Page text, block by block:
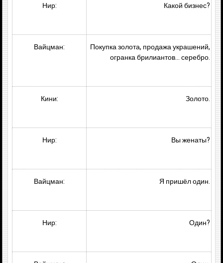
Нир: Какой бизнес?
Вайцман:
Покупка золота, продажа украшений,
огранка брилиантов… серебро.
Кини: Золото.
Нир: Вы женаты?
Вайцман: Я пришёл один.
Нир: Один?